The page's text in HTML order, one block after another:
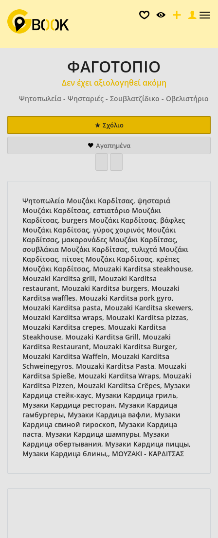
ΦΑΓΟΤΟΠΙΟ
Δεν έχει αξιολογηθεί ακόμη
Ψητοπωλεία - Ψησταριές - Σουβλατζίδικο - Οβελιστήριο
Σχόλιο
Αγαπημένα
Ψητοπωλείο Μουζάκι Καρδίτσας, ψησταριά
Μουζάκι Καρδίτσας, εστιατόριο Μουζάκι
Καρδίτσας, burgers Μουζάκι Καρδίτσας, βάφλες
Μουζάκι Καρδίτσας, γύρος χοιρινός Μουζάκι
Καρδίτσας, μακαρονάδες Μουζάκι Καρδίτσας,
σουβλάκια Μουζάκι Καρδίτσας, τυλιχτά Μουζάκι
Καρδίτσας, πίτσες Μουζάκι Καρδίτσας, κρέπες
Μουζάκι Καρδίτσας, Mouzaki Karditsa steakhouse,
Mouzaki Karditsa grill, Mouzaki Karditsa
restaurant, Mouzaki Karditsa burgers, Mouzaki
Karditsa waffles, Mouzaki Karditsa pork gyro,
Mouzaki Karditsa pasta, Mouzaki Karditsa skewers,
Mouzaki Karditsa wraps, Mouzaki Karditsa pizzas,
Mouzaki Karditsa crepes, Mouzaki Karditsa
Steakhouse, Mouzaki Karditsa Grill, Mouzaki
Karditsa Restaurant, Mouzaki Karditsa Burger,
Mouzaki Karditsa Waffeln, Mouzaki Karditsa
Schweinegyros, Mouzaki Karditsa Pasta, Mouzaki
Karditsa Spieße, Mouzaki Karditsa Wraps, Mouzaki
Karditsa Pizzen, Mouzaki Karditsa Crêpes, Музаки
Кардица стейк-хаус, Музаки Кардица гриль,
Музаки Кардица ресторан, Музаки Кардица
гамбургеры, Музаки Кардица вафли, Музаки
Кардица свиной гироскоп, Музаки Кардица
паста, Музаки Кардица шампуры, Музаки
Кардица обертывания, Музаки Кардица пиццы,
Музаки Кардица блины,, ΜΟΥΖΑΚΙ - ΚΑΡΔΙΤΣΑΣ